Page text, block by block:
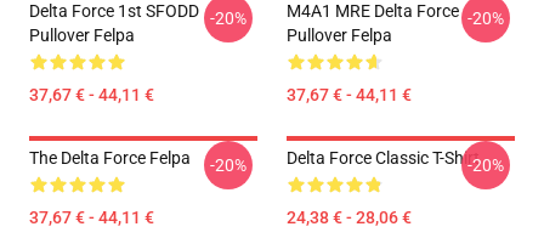
Delta Force 1st SFODD
Pullover Felpa
37,67 € - 44,11 €
-20%
M4A1 MRE Delta Force
Pullover Felpa
37,67 € - 44,11 €
-20%
The Delta Force Felpa
37,67 € - 44,11 €
-20% Delta Force Classic T-Shirt
24,38 € - 28,06 €
-20%